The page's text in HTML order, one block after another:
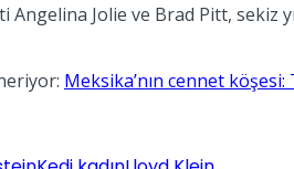
Angelina Jolie ve Brad Pitt, sekiz
Meksika’nın cennet köşesi: